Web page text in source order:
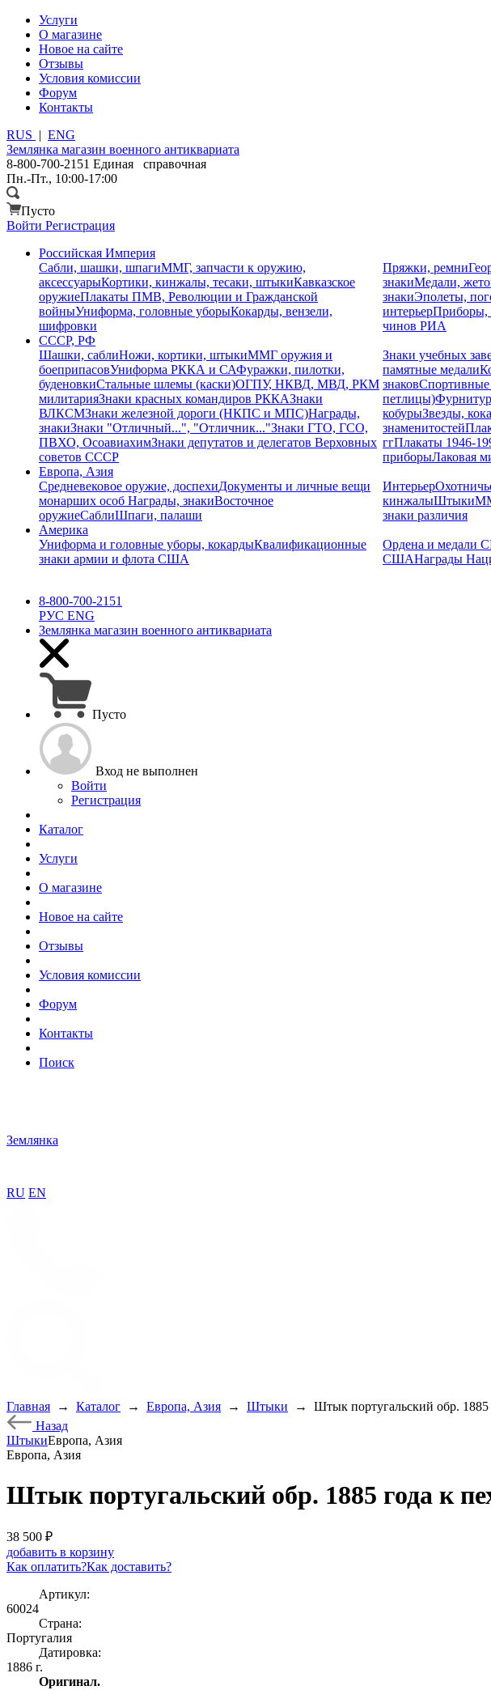
Услуги
О магазине
Новое на сайте
Отзывы
Условия комиссии
Форум
Контакты
RUS | ENG
Землянка магазин военного антиквариата
8-800-700-2151 Единая справочная
Пн.-Пт., 10:00-17:00
Пусто
Войти Регистрация
Российская Империя
Сабли, шашки, шпагиММГ, запчасти к оружию,
аксессуарыКортики, кинжалы, тесаки, штыкиКавказское
оружиеПлакаты ПМВ, Революции и Гражданской
войныУниформа, головные уборыКокарды, вензели,
шифровки
Пряжки, ремни
знакиМедали,
знакиЭполеты,
интерьерПриборы,
чинов РИА
СССР, РФ
Шашки, саблиНожи, кортики, штыкиММГ оружия и
боеприпасовУниформа РККА и САФуражки, пилотки,
буденовкиСтальные шлемы (каски)ОГПУ, НКВД, МВД, РКМ
милитарияЗнаки красных командиров РККАЗнаки
ВЛКСМЗнаки железной дороги (НКПС и МПС)Награды,
знакиЗнаки "Отличный...", "Отличник..."Знаки ГТО, ГСО,
ПВХО, ОсоавиахимЗнаки депутатов и делегатов Верховных
советов СССР
Знаки учебных
памятные медали
знаковСпортивные
петлицы)
кобурыЗвезды,
знаменитостей
ггПлакаты 1946-
приборыЛаковая
Европа, Азия
Средневековое оружие, доспехиДокументы и личные вещи
монарших особ Награды, знакиВосточное
оружиеСаблиШпаги, палаши
Интерьер
кинжалыШтыки
знаки различия
Америка
Униформа и головные уборы, кокардыКвалификационные
знаки армии и флота США
Ордена и медали
СШАНаграды
8-800-700-2151
РУС ENG
Землянка магазин военного антиквариата
Пусто
Вход не выполнен
Войти
Регистрация
Каталог
Услуги
О магазине
Новое на сайте
Отзывы
Условия комиссии
Форум
Контакты
Поиск
Землянка
RU EN
Главная → Каталог → Европа, Азия → Штыки →
Штык португальский обр. 1885
Назад
ШтыкиЕвропа, Азия
Европа, Азия
Штык португальский обр. 1885 года к
38 500 ₽
добавить в корзину
Как оплатить?Как доставить?
Артикул:
60024
Страна:
Португалия
Датировка:
1886 г.
Оригинал.